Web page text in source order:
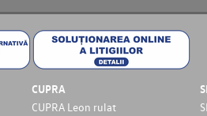
CUPRA
CUPRA Leon rulat